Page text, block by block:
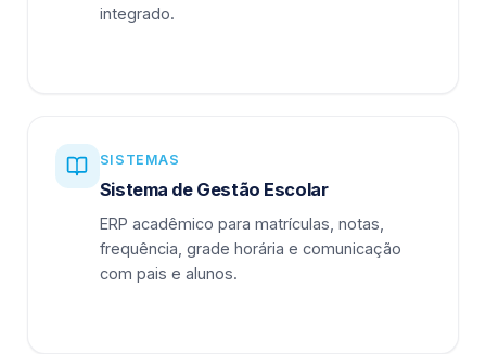
integrado.
SISTEMAS
Sistema de Gestão Escolar
ERP acadêmico para matrículas, notas,
frequência, grade horária e comunicação
com pais e alunos.